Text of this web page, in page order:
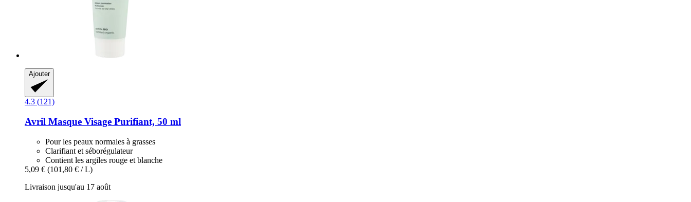
Ajouter
4.3 (121)
Avril Masque Visage Purifiant, 50 ml
Pour les peaux normales à grasses
Clarifiant et séborégulateur
Contient les argiles rouge et blanche
5,09 € (101,80 € / L)
Livraison jusqu'au 17 août